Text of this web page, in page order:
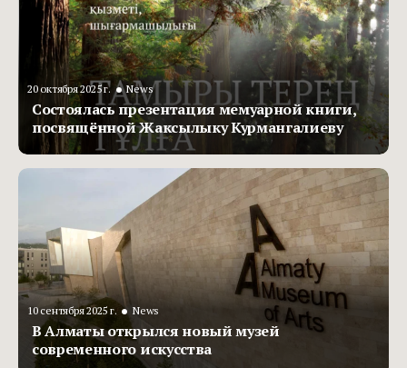
20 октября 2025 г. • News
Состоялась презентация мемуарной книги,
посвящённой Жаксылыку Курмангалиеву
10 сентября 2025 г. • News
В Алматы открылся новый музей
современного искусства